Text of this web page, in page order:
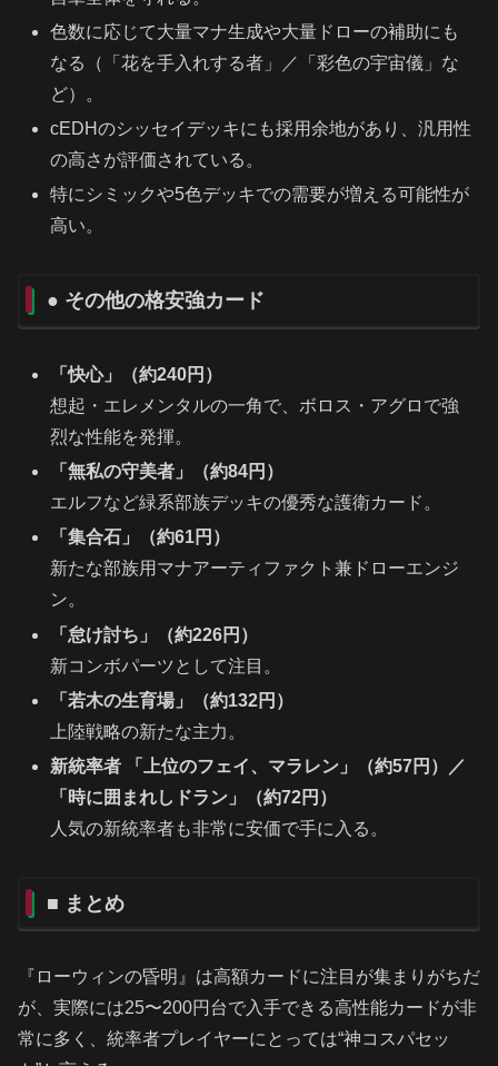
色数に応じて大量マナ生成や大量ドローの補助にも
なる（「花を手入れする者」／「彩色の宇宙儀」な
ど）。
cEDHのシッセイデッキにも採用余地があり、汎用性
の高さが評価されている。
特にシミックや5色デッキでの需要が増える可能性が
高い。
● その他の格安強カード
「快心」（約240円）
想起・エレメンタルの一角で、ボロス・アグロで強
烈な性能を発揮。
「無私の守美者」（約84円）
エルフなど緑系部族デッキの優秀な護衛カード。
「集合石」（約61円）
新たな部族用マナアーティファクト兼ドローエンジ
ン。
「怠け討ち」（約226円）
新コンボパーツとして注目。
「若木の生育場」（約132円）
上陸戦略の新たな主力。
新統率者 「上位のフェイ、マラレン」（約57円）／
「時に囲まれしドラン」（約72円）
人気の新統率者も非常に安価で手に入る。
■ まとめ
『ローウィンの昏明』は高額カードに注目が集まりがちだ
が、実際には25〜200円台で入手できる高性能カードが非
常に多く、統率者プレイヤーにとっては“神コスパセッ